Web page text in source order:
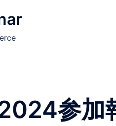
参加